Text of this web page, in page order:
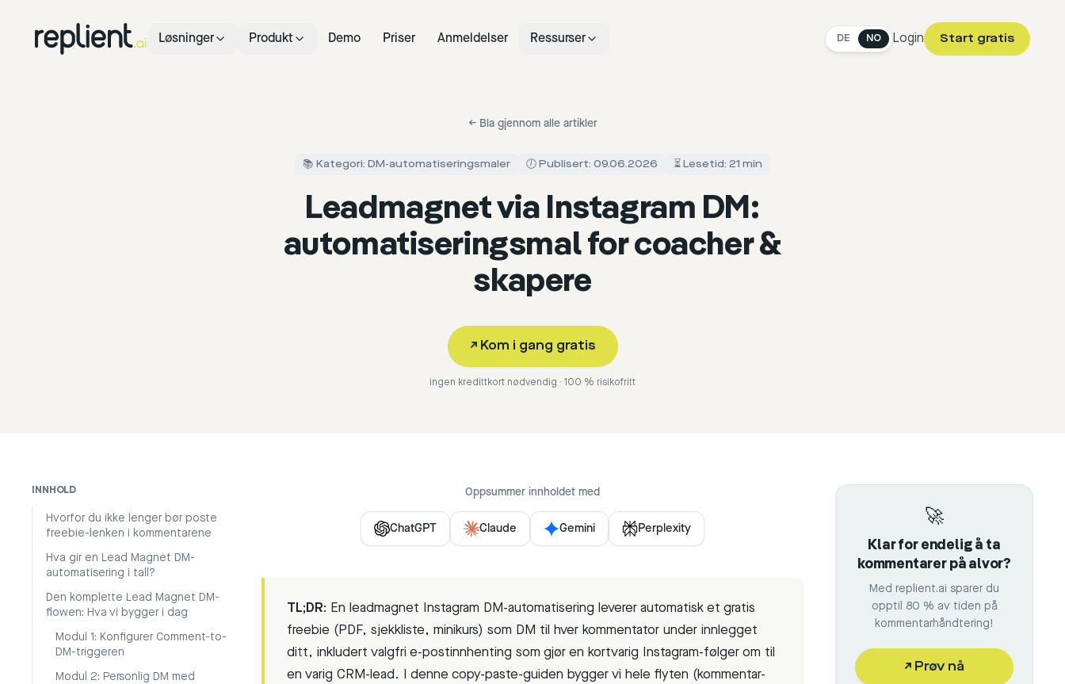
Løsninger Produkt Demo Priser Anmeldelser Ressurser DE NO Login Start gratis
← Bla gjennom alle artikler
📚 Kategori: DM-automatiseringsmaler 🕖 Publisert: 09.06.2026 ⏳ Lesetid: 21 min
Leadmagnet via Instagram DM:
automatiseringsmal for coacher &
skapere
↗ Kom i gang gratis
ingen kredittkort nødvendig · 100 % risikofritt
INNHOLD
Hvorfor du ikke lenger bør poste
freebie-lenken i kommentarene
Hva gir en Lead Magnet DM-
automatisering i tall?
Den komplette Lead Magnet DM-
flowen: Hva vi bygger i dag
Modul 1: Konfigurer Comment-to-
DM-triggeren
Modul 2: Personlig DM med
Oppsummer innholdet med
ChatGPT Claude Gemini Perplexity
TL;DR: En leadmagnet Instagram DM-automatisering leverer automatisk et gratis
freebie (PDF, sjekkliste, minikurs) som DM til hver kommentator under innlegget
ditt, inkludert valgfri e-postinnhenting som gjør en kortvarig Instagram-følger om til
en varig CRM-lead. I denne copy-paste-guiden bygger vi hele flyten (kommentar-
🚀
Klar for endelig å ta
kommentarer på alvor?
Med replient.ai sparer du
opptil 80 % av tiden på
kommentarhåndtering!
↗ Prøv nå